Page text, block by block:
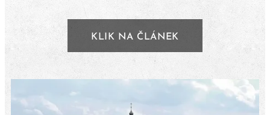
KLIK NA ČLÁNEK